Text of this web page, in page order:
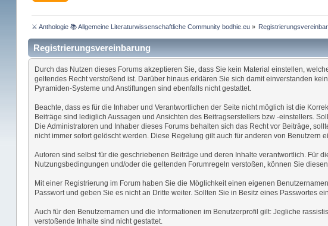
⚔ Anthologie 📚 Allgemeine Literaturwissenschaftliche Community bodhie.eu »
Registrierungsvereinbarung
Durch das Nutzen dieses Forums akzeptieren Sie, dass Sie kein Material einstellen,
geltendes Recht verstoßend ist. Darüber hinaus erklären Sie sich damit einverstanden
Pyramiden-Systeme und Anstiftungen sind ebenfalls nicht gestattet.
Beachte, dass es für die Inhaber und Verantwortlichen der Seite nicht möglich ist die
Beiträge sind lediglich Aussagen und Ansichten des Beitragserstellers bzw -einstellers.
Die Administratoren und Inhaber dieses Forums behalten sich das Recht vor Beiträge,
nicht immer sofort gelöscht werden. Diese Regelung gilt auch für anderen von Benutzern
Autoren sind selbst für die geschriebenen Beiträge und deren Inhalte verantwortlich. Für
Nutzungsbedingungen und/oder die geltenden Forumregeln verstoßen, können Sie
Mit einer Registrierung im Forum haben Sie die Möglichkeit einen eigenen
Passwort und geben Sie es nicht an Dritte weiter. Sollten Sie in Besitz eines Passwortes
Auch für den Benutzernamen und die Informationen im Benutzerprofil gilt: Jegliche
verstoßende Inhalte sind nicht gestattet.